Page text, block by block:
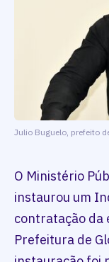
Julio Buguelo, prefeito
O Ministério
instaurou um
contratação da
Prefeitura de